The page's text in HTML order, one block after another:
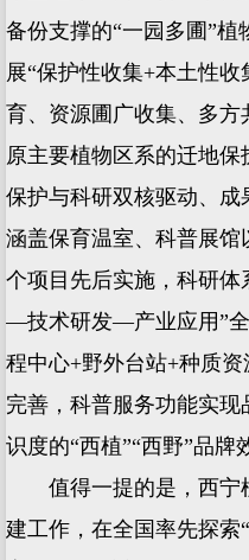
备份支撑的“一园多圃”
展“保护性收集+本土性
育、资源圃广收集、多
原主要植物区系的迁地
保护与科研双核驱动、成
涵盖保育温室、科普展
个项目先后实施，科研
—技术研发—产业应用”全
程中心+野外台站+种质
完善，科普服务功能实
识度的“西植”“西野”品牌
值得一提的是，西宁
建工作，在全国率先探索